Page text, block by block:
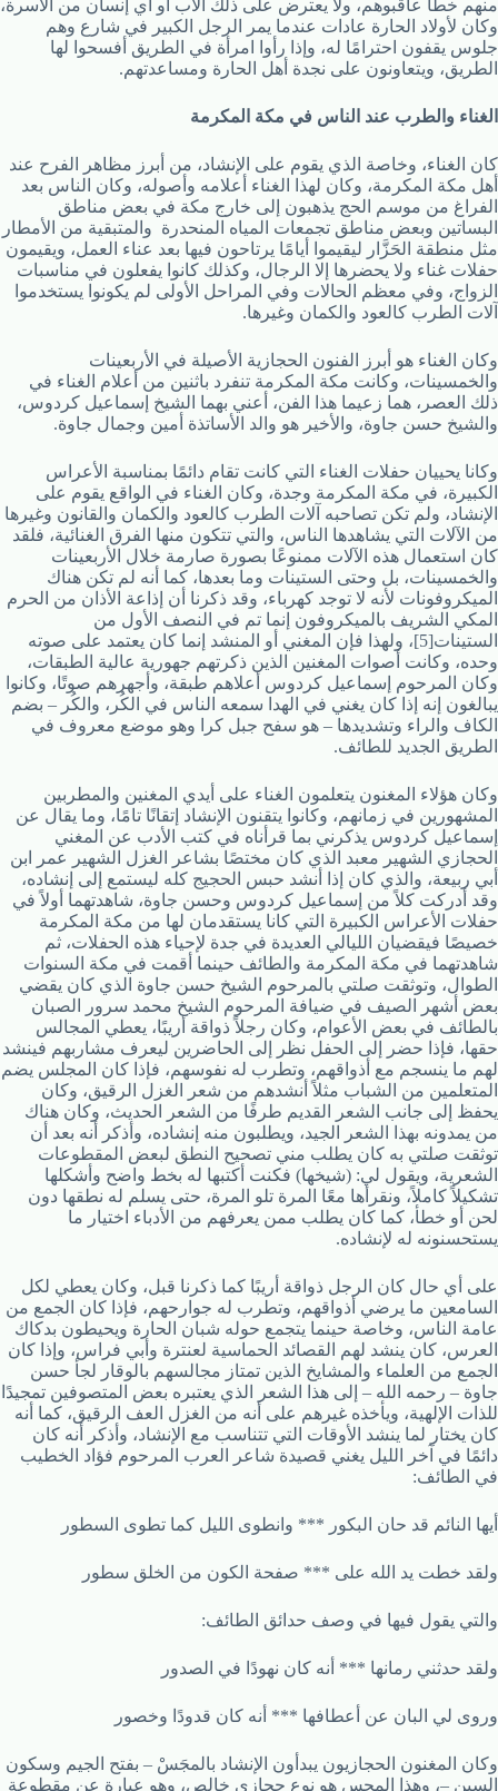
منهم خطأ عاقبوهم، ولا يعترض على ذلك الأب أو أي إنسان من الأسرة،
وكان لأولاد الحارة عادات عندما يمر الرجل الكبير في شارع وهم
جلوس يقفون احترامًا له، وإذا رأوا امرأة في الطريق أفسحوا لها
الطريق، ويتعاونون على نجدة أهل الحارة ومساعدتهم.
الغناء والطرب عند الناس في مكة المكرمة
كان الغناء، وخاصة الذي يقوم على الإنشاد، من أبرز مظاهر الفرح عند
أهل مكة المكرمة، وكان لهذا الغناء أعلامه وأصوله، وكان الناس بعد
الفراغ من موسم الحج يذهبون إلى خارج مكة في بعض مناطق
البساتين وبعض مناطق تجمعات المياه المنحدرة والمتبقية من الأمطار
مثل منطقة الحَزَّار ليقيموا أيامًا يرتاحون فيها بعد عناء العمل، ويقيمون
حفلات غناء ولا يحضرها إلا الرجال، وكذلك كانوا يفعلون في مناسبات
الزواج، وفي معظم الحالات وفي المراحل الأولى لم يكونوا يستخدموا
آلات الطرب كالعود والكمان وغيرها.
وكان الغناء هو أبرز الفنون الحجازية الأصيلة في الأربعينات
والخمسينات، وكانت مكة المكرمة تنفرد باثنين من أعلام الغناء في
ذلك العصر، هما زعيما هذا الفن، أعني بهما الشيخ إسماعيل كردوس،
والشيخ حسن جاوة، والأخير هو والد الأساتذة أمين وجمال جاوة.
وكانا يحييان حفلات الغناء التي كانت تقام دائمًا بمناسبة الأعراس
الكبيرة، في مكة المكرمة وجدة، وكان الغناء في الواقع يقوم على
الإنشاد، ولم تكن تصاحبه آلات الطرب كالعود والكمان والقانون وغيرها
من الآلات التي يشاهدها الناس، والتي تتكون منها الفرق الغنائية، فلقد
كان استعمال هذه الآلات ممنوعًا بصورة صارمة خلال الأربعينات
والخمسينات، بل وحتى الستينات وما بعدها، كما أنه لم تكن هناك
الميكروفونات لأنه لا توجد كهرباء، وقد ذكرنا أن إذاعة الأذان من الحرم
المكي الشريف بالميكروفون إنما تم في النصف الأول من
الستينات[5]، ولهذا فإن المغني أو المنشد إنما كان يعتمد على صوته
وحده، وكانت أصوات المغنين الذين ذكرتهم جهورية عالية الطبقات،
وكان المرحوم إسماعيل كردوس أعلاهم طبقة، وأجهرهم صوتًا، وكانوا
يبالغون إنه إذا كان يغني في الهدا سمعه الناس في الكُر، والكُر – بضم
الكاف والراء وتشديدها – هو سفح جبل كرا وهو موضع معروف في
الطريق الجديد للطائف.
وكان هؤلاء المغنون يتعلمون الغناء على أيدي المغنين والمطربين
المشهورين في زمانهم، وكانوا يتقنون الإنشاد إتقانًا تامًا، وما يقال عن
إسماعيل كردوس يذكرني بما قرأناه في كتب الأدب عن المغني
الحجازي الشهير معبد الذي كان مختصًا بشاعر الغزل الشهير عمر ابن
أبي ربيعة، والذي كان إذا أنشد حبس الحجيج كله ليستمع إلى إنشاده،
وقد أدركت كلاً من إسماعيل كردوس وحسن جاوة، شاهدتهما أولاً في
حفلات الأعراس الكبيرة التي كانا يستقدمان لها من مكة المكرمة
خصيصًا فيقضيان الليالي العديدة في جدة لإحياء هذه الحفلات، ثم
شاهدتهما في مكة المكرمة والطائف حينما أقمت في مكة السنوات
الطوال، وتوثقت صلتي بالمرحوم الشيخ حسن جاوة الذي كان يقضي
بعض أشهر الصيف في ضيافة المرحوم الشيخ محمد سرور الصبان
بالطائف في بعض الأعوام، وكان رجلاً ذواقة أريبًا، يعطي المجالس
حقها، فإذا حضر إلى الحفل نظر إلى الحاضرين ليعرف مشاربهم فينشد
لهم ما ينسجم مع أذواقهم، وتطرب له نفوسهم، فإذا كان المجلس يضم
المتعلمين من الشباب مثلاً أنشدهم من شعر الغزل الرقيق، وكان
يحفظ إلى جانب الشعر القديم طرفًا من الشعر الحديث، وكان هناك
من يمدونه بهذا الشعر الجيد، ويطلبون منه إنشاده، وأذكر أنه بعد أن
توثقت صلتي به كان يطلب مني تصحيح النطق لبعض المقطوعات
الشعرية، ويقول لي: (شيخها) فكنت أكتبها له بخط واضح وأشكلها
تشكيلاً كاملاً، ونقرأها معًا المرة تلو المرة، حتى يسلم له نطقها دون
لحن أو خطأ، كما كان يطلب ممن يعرفهم من الأدباء اختيار ما
يستحسنونه له لإنشاده.
على أي حال كان الرجل ذواقة أريبًا كما ذكرنا قبل، وكان يعطي لكل
السامعين ما يرضي أذواقهم، وتطرب له جوارحهم، فإذا كان الجمع من
عامة الناس، وخاصة حينما يتجمع حوله شبان الحارة ويحيطون بدكاك
العرس، كان ينشد لهم القصائد الحماسية لعنترة وأبي فراس، وإذا كان
الجمع من العلماء والمشايخ الذين تمتاز مجالسهم بالوقار لجأ حسن
جاوة – رحمه الله – إلى هذا الشعر الذي يعتبره بعض المتصوفين تمجيدًا
للذات الإلهية، ويأخذه غيرهم على أنه من الغزل العف الرقيق، كما أنه
كان يختار لما ينشد الأوقات التي تتناسب مع الإنشاد، وأذكر أنه كان
دائمًا في آخر الليل يغني قصيدة شاعر العرب المرحوم فؤاد الخطيب
في الطائف:
أيها النائم قد حان البكور *** وانطوى الليل كما تطوى السطور
ولقد خطت يد الله على *** صفحة الكون من الخلق سطور
والتي يقول فيها في وصف حدائق الطائف:
ولقد حدثني رمانها *** أنه كان نهودًا في الصدور
وروى لي البان عن أعطافها *** أنه كان قدودًا وخصور
وكان المغنون الحجازيون يبدأون الإنشاد بالمجَسْ – بفتح الجيم وسكون
السين –، وهذا المجس هو نوع حجازي خالص، وهو عبارة عن مقطوعة